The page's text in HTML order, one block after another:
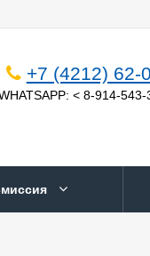
+7 (4212) 62-
< 8-914-543-